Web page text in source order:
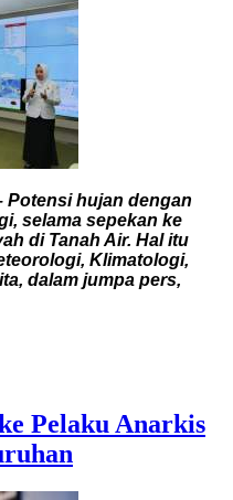
Potensi hujan dengan
selama sepekan ke
di Tanah Air. Hal itu
Klimatologi,
dalam jumpa pers,
Pelaku Anarkis